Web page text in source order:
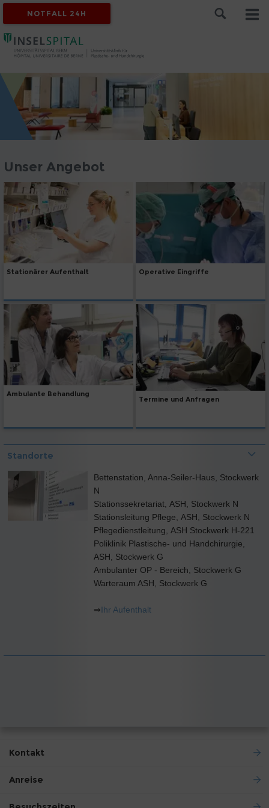
NOTFALL 24H
Unser Angebot
Stationärer Aufenthalt Operative Eingriffe
Ambulante Behandlung
Termine und Anfragen
Standorte
Bettenstation, Anna-Seiler-Haus, Stockwerk
N
Stationssekretariat, ASH, Stockwerk N
Stationsleitung Pflege, ASH, Stockwerk N
Pflegedienstleitung, ASH Stockwerk H-221
Poliklinik Plastische- und Handchirurgie,
ASH, Stockwerk G
Ambulanter OP - Bereich, Stockwerk G
Warteraum ASH, Stockwerk G
⇒Ihr Aufenthalt
Kontakt
Anreise